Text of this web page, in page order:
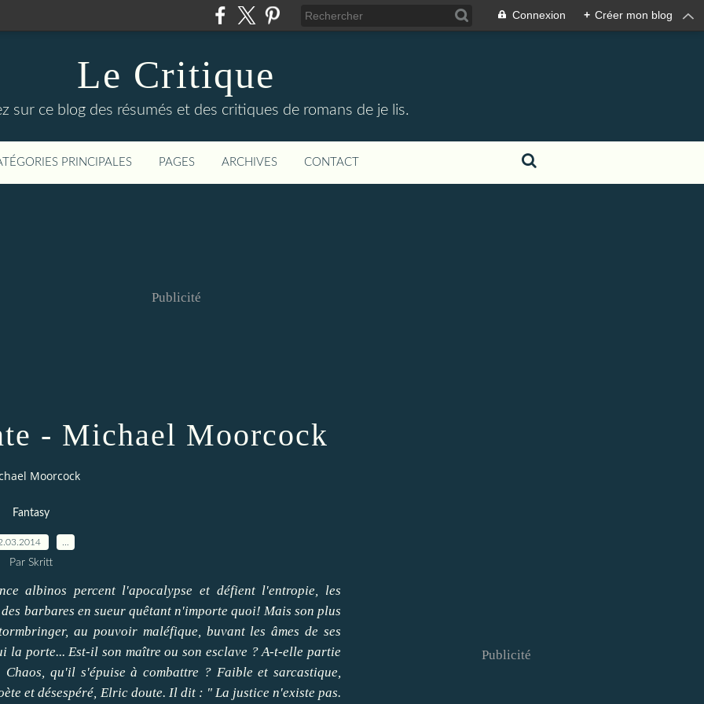
Connexion + Créer mon blog
Le Critique
sur ce blog des résumés et des critiques de romans de je lis.
PRINCIPALES PAGES ARCHIVES CONTACT
Publicité
- Michael Moorcock
Moorcock
Fantasy
Par Skritt
albinos percent l'apocalypse et défient l'entropie, les
barbares en sueur quêtant n'importe quoi! Mais son plus
au pouvoir maléfique, buvant les âmes de ses
la porte... Est-il son maître ou son esclave ? A-t-elle partie
qu'il s'épuise à combattre ? Faible et sarcastique,
et désespéré, Elric doute. Il dit : " La justice n'existe pas.
Publicité